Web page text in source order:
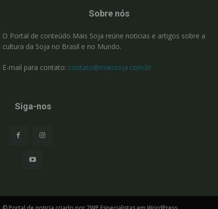
Sobre nós
O Portal de conteúdo Mais Soja reúne noticias e artigos sobre a
cultura da Soja no Brasil e no Mundo.
E-mail para contato: contato@maissoja.com.br
Siga-nos